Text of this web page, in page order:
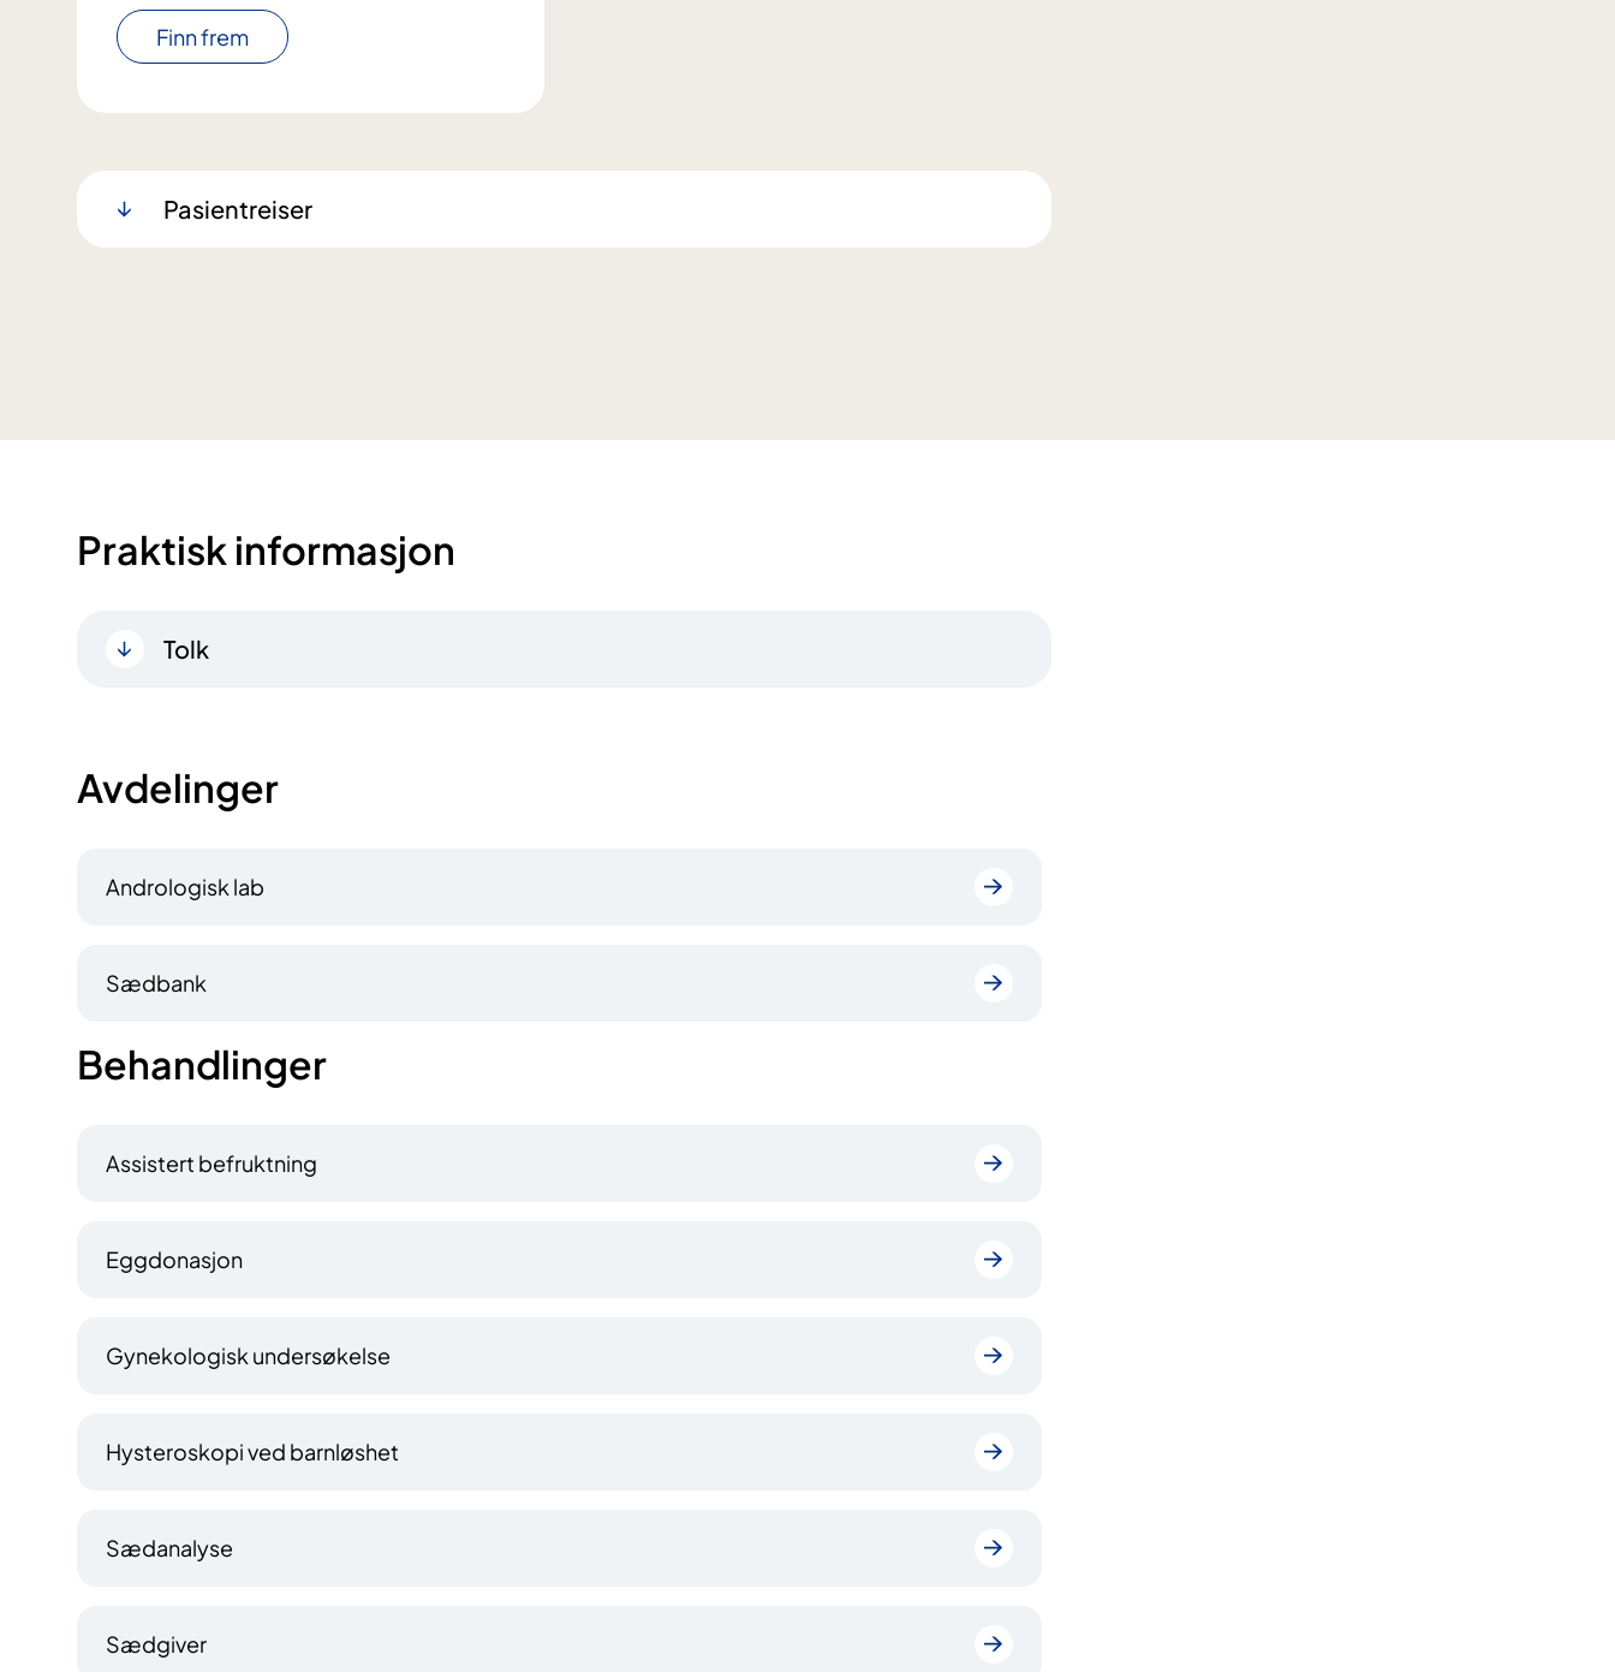
Finn frem
Pasientreiser
Praktisk informasjon
Tolk
Avdelinger
Andrologisk lab
Sædbank
Behandlinger
Assistert befruktning
Eggdonasjon
Gynekologisk undersøkelse
Hysteroskopi ved barnløshet
Sædanalyse
Sædgiver